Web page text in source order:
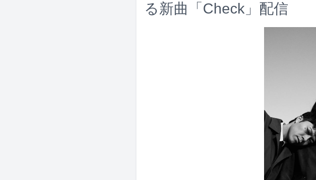
る新曲「Check」配信